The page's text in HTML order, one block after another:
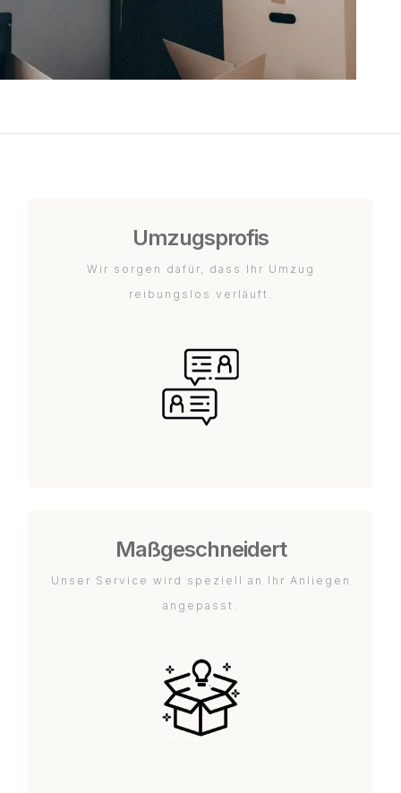
Umzugsprofis
Wir sorgen dafür, dass Ihr Umzug
reibungslos verläuft.
Maßgeschneidert
Unser Service wird speziell an Ihr Anliegen
angepasst.